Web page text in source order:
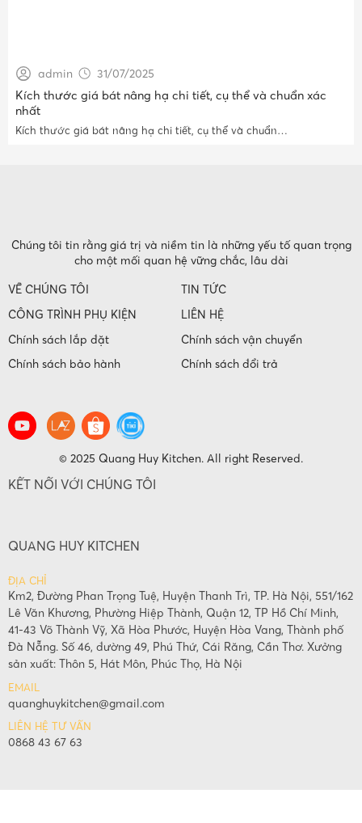
admin
31/07/2025
Kích thước giá bát nâng hạ chi tiết, cụ thể và chuẩn xác
nhất
Kích thước giá bát nâng hạ chi tiết, cụ thể và chuẩn…
Chúng tôi tin rằng giá trị và niềm tin là những yếu tố quan trọng
cho một mối quan hệ vững chắc, lâu dài
VỀ CHÚNG TÔI
TIN TỨC
CÔNG TRÌNH PHỤ KIỆN
LIÊN HỆ
Chính sách lắp đặt
Chính sách vận chuyển
Chính sách bảo hành
Chính sách đổi trả
© 2025 Quang Huy Kitchen. All right Reserved.
KẾT NỐI VỚI CHÚNG TÔI
QUANG HUY KITCHEN
ĐỊA CHỈ
Km2, Đường Phan Trọng Tuệ, Huyện Thanh Trì, TP. Hà Nội, 551/162
Lê Văn Khương, Phường Hiệp Thành, Quận 12, TP Hồ Chí Minh,
41-43 Võ Thành Vỹ, Xã Hòa Phước, Huyện Hòa Vang, Thành phố
Đà Nẵng. Số 46, đường 49, Phú Thứ, Cái Răng, Cần Thơ. Xưởng
sản xuất: Thôn 5, Hát Môn, Phúc Thọ, Hà Nội
EMAIL
quanghuykitchen@gmail.com
LIÊN HỆ TƯ VẤN
0868 43 67 63